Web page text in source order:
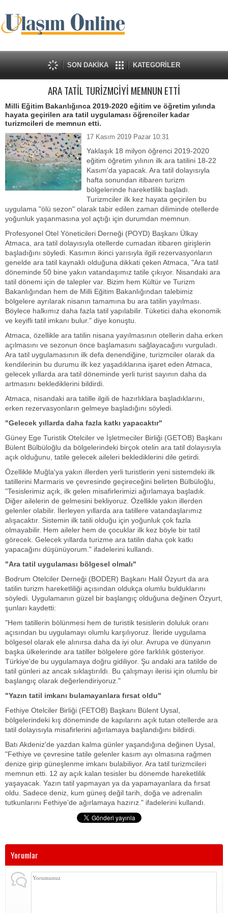
SON DAKİKA KATEGORİLER
ARA TATİL TURİZMCİYİ MEMNUN ETTİ
Milli Eğitim Bakanlığınca 2019-2020 eğitim ve öğretim yılında
hayata geçirilen ara tatil uygulaması öğrenciler kadar
turizmcileri de memnun etti.
17 Kasım 2019 Pazar 10:31
Yaklaşık 18 milyon öğrenci 2019-2020
eğitim öğretim yılının ilk ara tatilini 18-22
Kasım'da yapacak. Ara tatil dolayısıyla
hafta sonundan itibaren turizm
bölgelerinde hareketlilik başladı.
Turizmciler ilk kez hayata geçirilen bu
uygulama "ölü sezon" olarak tabir edilen zaman diliminde otellerde
yoğunluk yaşanmasına yol açtığı için durumdan memnun.
Profesyonel Otel Yöneticileri Derneği (POYD) Başkanı Ülkay
Atmaca, ara tatil dolayısıyla otellerde cumadan itibaren girişlerin
başladığını söyledi. Kasımın ikinci yarısıyla ilgili rezervasyonların
genelde ara tatil kaynaklı olduğuna dikkati çeken Atmaca, "Ara tatil
döneminde 50 bine yakın vatandaşımız tatile çıkıyor. Nisandaki ara
tatil dönemi için de talepler var. Bizim hem Kültür ve Turizm
Bakanlığından hem de Milli Eğitim Bakanlığından talebimiz
bölgelere ayrılarak nisanın tamamına bu ara tatilin yayılması.
Böylece halkımız daha fazla tatil yapılabilir. Tüketici daha ekonomik
ve keyifli tatil imkanı bulur." diye konuştu.
Atmaca, özellikle ara tatilin nisana yayılmasının otellerin daha erken
açılmasını ve sezonun önce başlamasını sağlayacağını vurguladı.
Ara tatil uygulamasının ilk defa denendiğine, turizmciler olarak da
kendilerinin bu durumu ilk kez yaşadıklarına işaret eden Atmaca,
gelecek yıllarda ara tatil döneminde yerli turist sayının daha da
artmasını beklediklerini bildirdi.
Atmaca, nisandaki ara tatille ilgili de hazırlıklara başladıklarını,
erken rezervasyonların gelmeye başladığını söyledi.
"Gelecek yıllarda daha fazla katkı yapacaktır"
Güney Ege Turistik Otelciler ve İşletmeciler Birliği (GETOB) Başkanı
Bülent Bülbüloğlu da bölgelerindeki birçok otelin ara tatil dolayısıyla
açık olduğunu, tatile gelecek aileleri beklediklerini dile getirdi.
Özellikle Muğla'ya yakın illerden yerli turistlerin yeni sistemdeki ilk
tatillerini Marmaris ve çevresinde geçireceğini belirten Bülbüloğlu,
"Tesislerimiz açık, ilk gelen misafirlerimizi ağırlamaya başladık.
Diğer ailelerin de gelmesini bekliyoruz. Özellikle yakın illerden
gelenler olabilir. İlerleyen yıllarda ara tatillere vatandaşlarımız
alışacaktır. Sistemin ilk tatili olduğu için yoğunluk çok fazla
olmayabilir. Hem aileler hem de çocuklar ilk kez böyle bir tatil
görecek. Gelecek yıllarda turizme ara tatilin daha çok katkı
yapacağını düşünüyorum." ifadelerini kullandı.
"Ara tatil uygulaması bölgesel olmalı"
Bodrum Otelciler Derneği (BODER) Başkanı Halil Özyurt da ara
tatilin turizm hareketliliği açısından oldukça olumlu bulduklarını
söyledi. Uygulamanın güzel bir başlangıç olduğuna değinen Özyurt,
şunları kaydetti:
"Hem tatillerin bölünmesi hem de turistik tesislerin doluluk oranı
açısından bu uygulamayı olumlu karşılıyoruz. İleride uygulama
bölgesel olarak ele alınırsa daha da iyi olur. Avrupa ve dünyanın
başka ülkelerinde ara tatiller bölgelere göre farklılık gösteriyor.
Türkiye'de bu uygulamaya doğru gidiliyor. Şu andaki ara tatilde de
tatil günleri az ancak sıklaştırıldı. Bu çalışmayı ilerisi için olumlu bir
başlangıç olarak değerlendiriyoruz."
"Yazın tatil imkanı bulamayanlara fırsat oldu"
Fethiye Otelciler Birliği (FETOB) Başkanı Bülent Uysal,
bölgelerindeki kış döneminde de kapılarını açık tutan otellerde ara
tatil dolayısıyla misafirlerini ağırlamaya başlandığını bildirdi.
Batı Akdeniz'de yazdan kalma günler yaşandığına değinen Uysal,
"Fethiye ve çevresine tatile gelenler kasım ayı olmasına rağmen
denize girip güneşlenme imkanı bulabiliyor. Ara tatil turizmcileri
memnun etti. 12 ay açık kalan tesisler bu dönemde hareketlilik
yaşayacak. Yazın tatil yapmayan ya da yapamayanlara da fırsat
oldu. Sadece deniz, kum güneş değil tarih, doğa ve adrenalin
tutkunlarını Fethiye’de ağırlamaya hazırız." ifadelerini kullandı.
Yorumlar